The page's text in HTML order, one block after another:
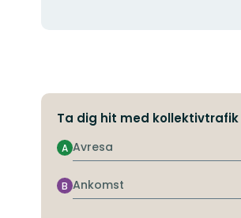
Ta dig hit med kollektivtrafik
Avresa
A
Ankomst
B